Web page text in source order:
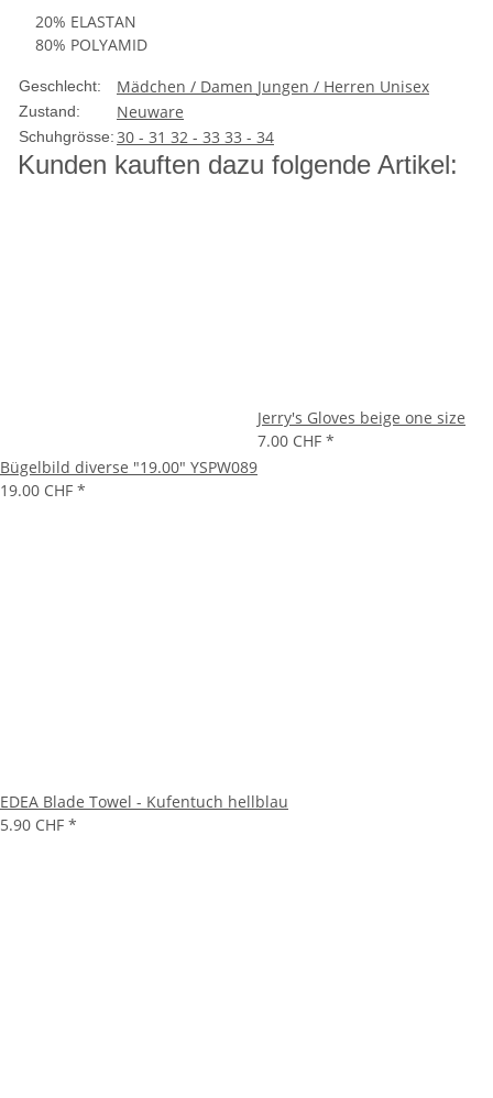
20% ELASTAN
80% POLYAMID
Geschlecht: Mädchen / Damen Jungen / Herren Unisex
Zustand: Neuware
Schuhgrösse:30 - 31 32 - 33 33 - 34
Kunden kauften dazu folgende Artikel:
Bügelbild diverse "19.00" YSPW089
19.00 CHF *
Jerry's Gloves beige one size
7.00 CHF *
EDEA Blade Towel - Kufentuch hellblau
5.90 CHF *